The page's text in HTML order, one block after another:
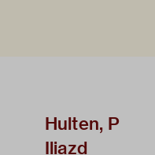
Hulten, P
Iliazd